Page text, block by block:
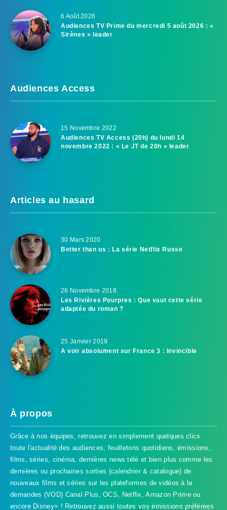
6 Août 2026
Audiences TV Prime du mercredi 5 août 2026 : «
Sirènes » leader
Audiences Access
15 Novembre 2022
Audiences TV Access (20h) du lundi 14
novembre 2022 : « Le JT de 20h » leader
Articles au hasard
30 Mars 2020
Better than us : La série Netflix Russe
26 Novembre 2018
Les Rivières Pourpres : Que vaut cette série
adaptée du roman ?
25 Janvier 2019
A voir absolument sur France 3 : Invincible
À propos
Grâce à nos équipes, retrouvez en simplement quelques clics
toute l'actualité des audiences, feuilletons quotidiens, émissions,
films, séries, cinéma, dernières news télé et bien plus comme les
dernières ou prochaines sorties (calendrier & catalogue) de
nouveaux films et séries sur les plateformes de vidéos à la
demandes (VOD) Canal Plus, OCS, Netflix, Amazon Prime ou
encore Disney+ ! Retrouvez aussi toutes vos émissions préférées